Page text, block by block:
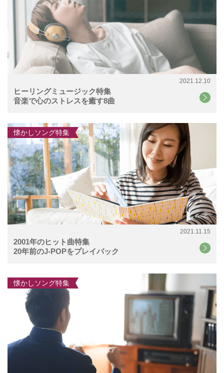
2021.12.10
ヒーリングミュージック特集
音楽で心のストレスを癒す8曲
2021.11.15
2001年のヒット曲特集
20年前のJ-POPをプレイバック
懐かしソング特集
懐かしソング特集